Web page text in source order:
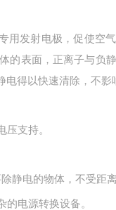
用发射电极，促使空
的表面，正离子与负
得以快速清除，不影
支持。
静电的物体，不受距离
电源转换设备。